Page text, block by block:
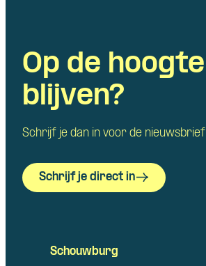
Op de hoogte
blijven?
Schrijf je dan in voor de nieuwsbrief
Schrijf je direct in
Schouwburg